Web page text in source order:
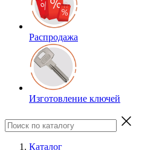
Распродажа
Изготовление ключей
Каталог